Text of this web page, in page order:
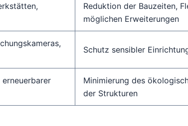
Reduktion der Bauzeiten,
möglichen Erweiterungen
Schutz sensibler
Minimierung des
der Strukturen